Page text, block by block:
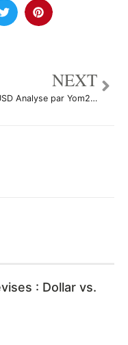
NEXT
EUR/USD Analyse par Yom2123
: Dollar vs.